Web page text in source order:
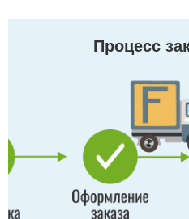
Процесс